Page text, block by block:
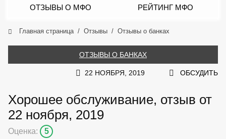
ОТЗЫВЫ О МФО РЕЙТИНГ МФО
Главная страница Отзывы Отзывы о банках
ОТЗЫВЫ О БАНКАХ
22 НОЯБРЯ, 2019 ОБСУДИТЬ
Хорошее обслуживание, отзыв от
22 ноября, 2019
Оценка: 5